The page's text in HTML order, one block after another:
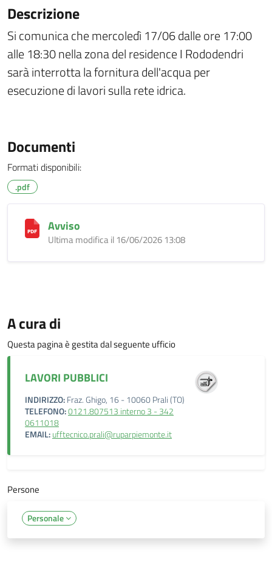
Descrizione
Si comunica che mercoledì 17/06 dalle ore 17:00
alle 18:30 nella zona del residence I Rododendri
sarà interrotta la fornitura dell'acqua per
esecuzione di lavori sulla rete idrica.
Documenti
Formati disponibili:
.pdf
Avviso
Ultima modifica il 16/06/2026 13:08
A cura di
Questa pagina è gestita dal seguente ufficio
LAVORI PUBBLICI
INDIRIZZO:Fraz. Ghigo, 16 - 10060 Prali (TO)
TELEFONO:0121.807513 interno 3 - 342
0611018
EMAIL:ufftecnico.prali@ruparpiemonte.it
Persone
Personale